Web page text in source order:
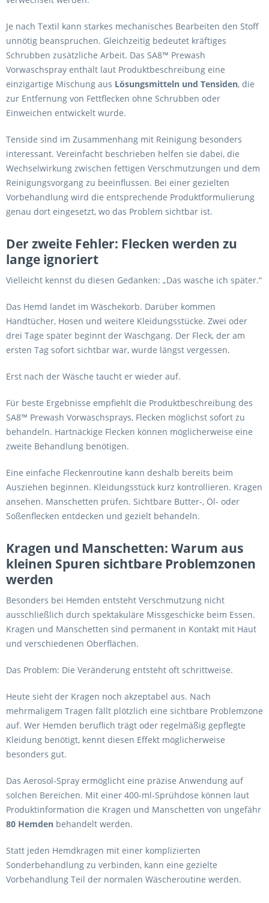
Je nach Textil kann starkes mechanisches Bearbeiten den Stoff
unnötig beanspruchen. Gleichzeitig bedeutet kräftiges
Schrubben zusätzliche Arbeit. Das SA8™ Prewash
Vorwaschspray enthält laut Produktbeschreibung eine
einzigartige Mischung aus Lösungsmitteln und Tensiden, die
zur Entfernung von Fettflecken ohne Schrubben oder
Einweichen entwickelt wurde.
Tenside sind im Zusammenhang mit Reinigung besonders
interessant. Vereinfacht beschrieben helfen sie dabei, die
Wechselwirkung zwischen fettigen Verschmutzungen und dem
Reinigungsvorgang zu beeinflussen. Bei einer gezielten
Vorbehandlung wird die entsprechende Produktformulierung
genau dort eingesetzt, wo das Problem sichtbar ist.
Der zweite Fehler: Flecken werden zu
lange ignoriert
Vielleicht kennst du diesen Gedanken: „Das wasche ich später.“
Das Hemd landet im Wäschekorb. Darüber kommen
Handtücher, Hosen und weitere Kleidungsstücke. Zwei oder
drei Tage später beginnt der Waschgang. Der Fleck, der am
ersten Tag sofort sichtbar war, wurde längst vergessen.
Erst nach der Wäsche taucht er wieder auf.
Für beste Ergebnisse empfiehlt die Produktbeschreibung des
SA8™ Prewash Vorwaschsprays, Flecken möglichst sofort zu
behandeln. Hartnäckige Flecken können möglicherweise eine
zweite Behandlung benötigen.
Eine einfache Fleckenroutine kann deshalb bereits beim
Ausziehen beginnen. Kleidungsstück kurz kontrollieren. Kragen
ansehen. Manschetten prüfen. Sichtbare Butter-, Öl- oder
Soßenflecken entdecken und gezielt behandeln.
Kragen und Manschetten: Warum aus
kleinen Spuren sichtbare Problemzonen
werden
Besonders bei Hemden entsteht Verschmutzung nicht
ausschließlich durch spektakuläre Missgeschicke beim Essen.
Kragen und Manschetten sind permanent in Kontakt mit Haut
und verschiedenen Oberflächen.
Das Problem: Die Veränderung entsteht oft schrittweise.
Heute sieht der Kragen noch akzeptabel aus. Nach
mehrmaligem Tragen fällt plötzlich eine sichtbare Problemzone
auf. Wer Hemden beruflich trägt oder regelmäßig gepflegte
Kleidung benötigt, kennt diesen Effekt möglicherweise
besonders gut.
Das Aerosol-Spray ermöglicht eine präzise Anwendung auf
solchen Bereichen. Mit einer 400-ml-Sprühdose können laut
Produktinformation die Kragen und Manschetten von ungefähr
80 Hemden behandelt werden.
Statt jeden Hemdkragen mit einer komplizierten
Sonderbehandlung zu verbinden, kann eine gezielte
Vorbehandlung Teil der normalen Wäscheroutine werden.